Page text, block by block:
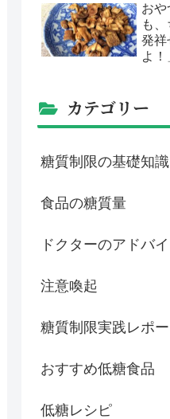
おや
も
発祥
よ！
カテゴリー
糖質制限の基礎知識
食品の糖質量
ドクターのアドバ
注意喚起
糖質制限実践レポー
おすすめ低糖食品
低糖レシピ